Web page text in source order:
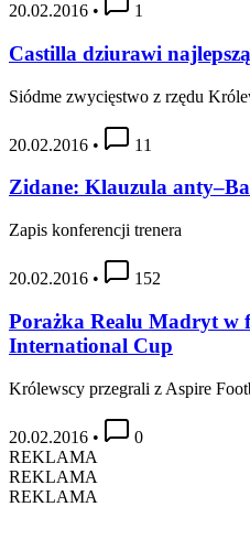
20.02.2016 • 1
Castilla dziurawi
Siódme zwycięstwo z rzędu
20.02.2016 • 11
Zidane: Klauzula
Zapis konferencji trenera
20.02.2016 • 152
Porażka Realu Madryt w
International Cup
Królewscy przegrali z Aspire
20.02.2016 •
0
REKLAMA
REKLAMA
REKLAMA